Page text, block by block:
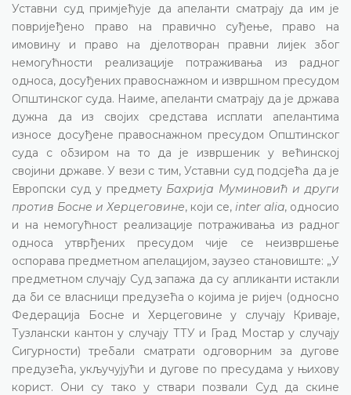
Уставни суд примјећује да апеланти сматрају да им је
повријеђено право на правично суђење, право на
имовину и право на дјелотворан правни лијек због
немогућности реализације потраживања из радног
односа, досуђених правоснажном и извршном пресудом
Општинског суда. Наиме, апеланти сматрају да је држава
дужна да из својих средстава исплати апелантима
износе досуђене правоснажном пресудом Општинског
суда с обзиром на то да је извршеник у већинској
својини државе. У вези с тим, Уставни суд подсјећа да је
Европски суд у предмету Бахрија Муминовић и други
против Босне и Херцеговине, који се, inter alia, односио
и на немогућност реализације потраживања из радног
односа утврђених пресудом чије се неизвршење
оспорава предметном апелацијом, заузео становиште: „У
предметном случају Суд запажа да су апликанти истакли
да би се власници предузећа о којима је ријеч (односно
Федерација Босне и Херцеговине у случају Криваје,
Тузлански кантон у случају ТТУ и Град Мостар у случају
Сигурности) требали сматрати одговорним за дугове
предузећа, укључујући и дугове по пресудама у њихову
корист. Они су тако у ствари позвали Суд да скине